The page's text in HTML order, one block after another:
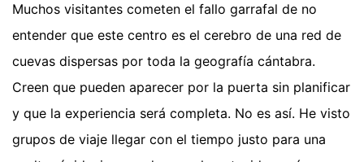
Muchos visitantes cometen el fallo garrafal de no
entender que este centro es el cerebro de una red de
cuevas dispersas por toda la geografía cántabra.
Creen que pueden aparecer por la puerta sin planificar
y que la experiencia será completa. No es así. He visto
grupos de viaje llegar con el tiempo justo para una